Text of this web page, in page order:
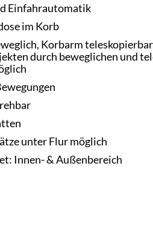
Einfahrautomatik
im Korb
Korbarm
durch beweglichen und
unter Flur möglich
Innen- & Außenbereich